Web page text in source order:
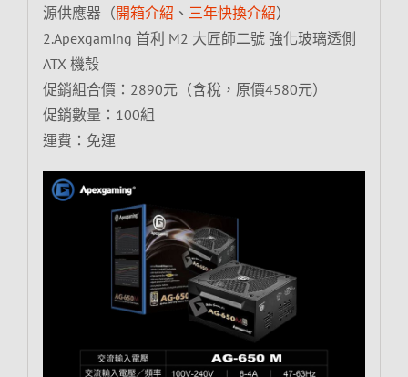
源供應器（開箱介紹 、 三年快換介紹）
2.Apexgaming 首利 M2 大匠師二號 強化玻璃透側
ATX 機殼
促銷組合價：2890元（含稅，原價4580元）
促銷數量：100組
運費：免運